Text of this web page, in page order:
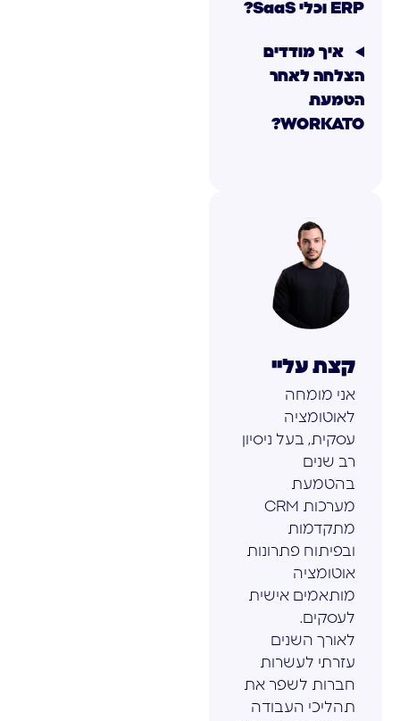
ERP וכלי SaaS?
איך מודדים
הצלחה לאחר
הטמעת
WORKATO?
קצת עליי
אני מומחה
לאוטומציה
עסקית, בעל ניסיון
רב שנים
בהטמעת
מערכות CRM
מתקדמות
ובפיתוח פתרונות
אוטומציה
מותאמים אישית
לעסקים.
לאורך השנים
עזרתי לעשרות
חברות לשפר את
תהליכי העבודה